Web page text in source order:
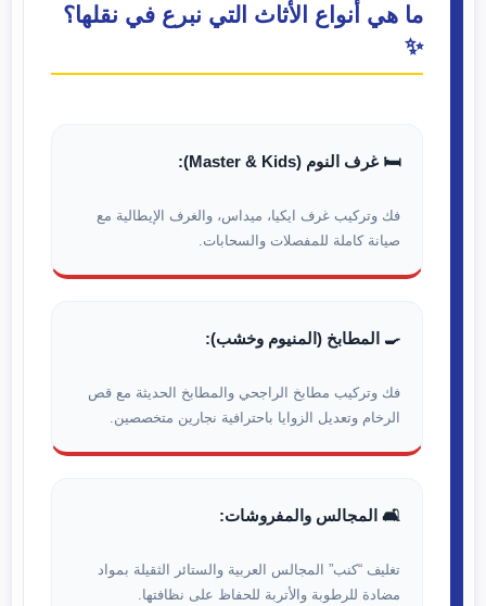
ما هي أنواع الأثاث التي نبرع في نقلها؟
✨
🛏️ غرف النوم (Master & Kids):
فك وتركيب غرف ايكيا، ميداس، والغرف الإيطالية مع
صيانة كاملة للمفصلات والسحابات.
🍳 المطابخ (المنيوم وخشب):
فك وتركيب مطابخ الراجحي والمطابخ الحديثة مع قص
الرخام وتعديل الزوايا باحترافية نجارين متخصصين.
🛋️ المجالس والمفروشات:
تغليف “كنب” المجالس العربية والستائر الثقيلة بمواد
مضادة للرطوبة والأتربة للحفاظ على نظافتها.